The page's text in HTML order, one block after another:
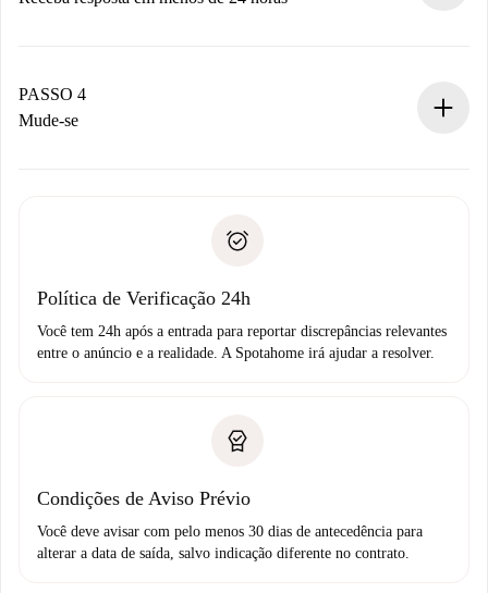
proprietário.
Se recusada: não cobraremos nada e ofereceremos
Débito direto bancário
PASSO 4
Mude-se
não comunicar nenhum problema.
Política de Verificação 24h
Você tem 24h após a entrada para reportar discrepâncias relevantes
entre o anúncio e a realidade. A Spotahome irá ajudar a resolver.
Condições de Aviso Prévio
Você deve avisar com pelo menos 30 dias de antecedência para
alterar a data de saída, salvo indicação diferente no contrato.